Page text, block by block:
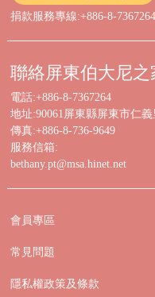
捐款服務專線:+886-8-7367264
聯絡屏東伯大尼之
電話:+886-8-7367264
地址:90061屏東縣屏東市仁
傳真:+886-8-736-9649
服務信箱:
bethany.pt@msa.hinet.net
會員專區
常見問題
隱私權政策及條款